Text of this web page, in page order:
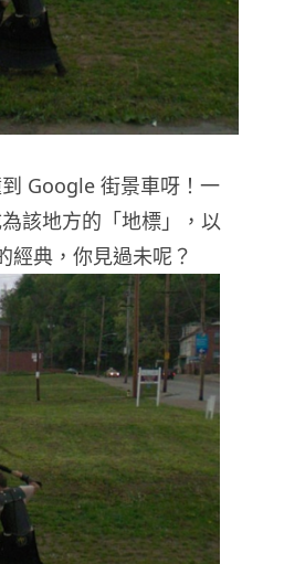
Google 街景車呀！一
該地方的「地標」，以
典，你見過未呢？